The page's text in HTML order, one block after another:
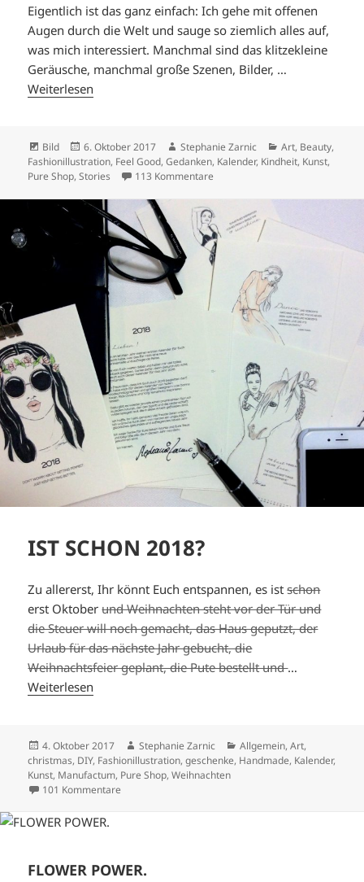
Eigentlich ist das ganz einfach: Ich gehe mit offenen
Augen durch die Welt und sauge so ziemlich alles auf,
was mich interessiert. Manchmal sind das klitzekleine
Geräusche, manchmal große Szenen, Bilder, …
Weiterlesen
Format
Bild
Veröffentlicht
am
6. Oktober 2017 Autor
Stephanie Zarnic Kategorien
Art, Beauty,
Fashionillustration, Feel Good,Gedanken, Kalender, Kindheit, Kunst,
Pure Shop,Stories 113 Kommentare
IST SCHON 2018?
Zu allererst, Ihr könnt Euch entspannen, es istschon
erst Oktoberund Weihnachten steht vor der Tür und
die Steuer will noch gemacht, das Haus geputzt, der
Urlaub für das nächste Jahr gebucht, die
Weihnachtsfeier geplant, die Pute bestellt und…
Weiterlesen
Veröffentlicht
am
4. Oktober 2017 Autor
Stephanie Zarnic Kategorien
Allgemein,Art,
christmas, DIY, Fashionillustration,geschenke, Handmade, Kalender,
Kunst, Manufactum, Pure Shop,Weihnachten
101 Kommentare
FLOWER POWER.